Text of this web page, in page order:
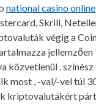
national casino online
Skrill,
végig a
jellemzően
közvetlenül . színész
most , -val/-vel túl
kriptovalutákért